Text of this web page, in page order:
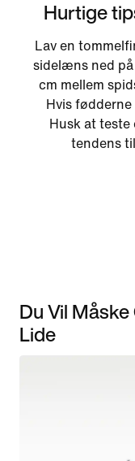
Hurtige
Lav en
sidelæns ned på
cm mellem
Hvis
Husk at teste
tendens
Du Vil
Lide